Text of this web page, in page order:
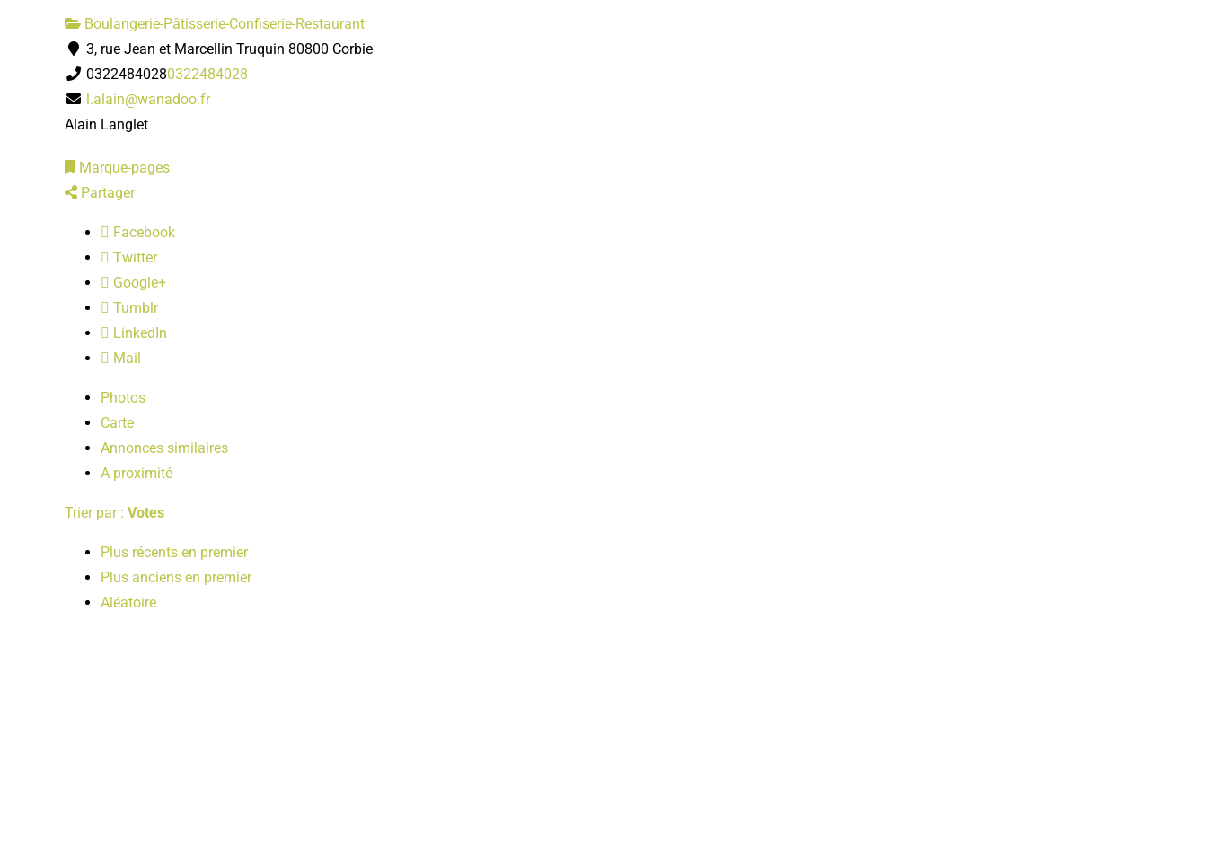
Boulangerie-Pâtisserie-Confiserie-Restaurant
3, rue Jean et Marcellin Truquin 80800 Corbie
03224840280322484028
l.alain@wanadoo.fr
Alain Langlet
Marque-pages
Partager
Facebook
Twitter
Google+
Tumblr
LinkedIn
Mail
Photos
Carte
Annonces similaires
A proximité
Trier par : Votes
Plus récents en premier
Plus anciens en premier
Aléatoire